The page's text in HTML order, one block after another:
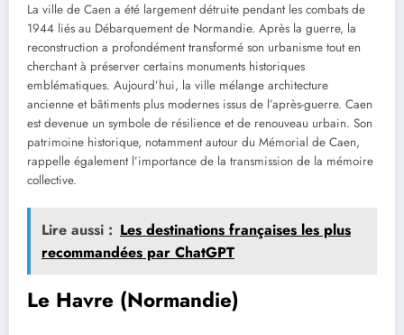
La ville de Caen a été largement détruite pendant les combats de
1944 liés au Débarquement de Normandie. Après la guerre, la
reconstruction a profondément transformé son urbanisme tout en
cherchant à préserver certains monuments historiques
emblématiques. Aujourd’hui, la ville mélange architecture
ancienne et bâtiments plus modernes issus de l’après-guerre. Caen
est devenue un symbole de résilience et de renouveau urbain. Son
patrimoine historique, notamment autour du Mémorial de Caen,
rappelle également l’importance de la transmission de la mémoire
collective.
Lire aussi : Les destinations françaises les plus
recommandées par ChatGPT
Le Havre (Normandie)